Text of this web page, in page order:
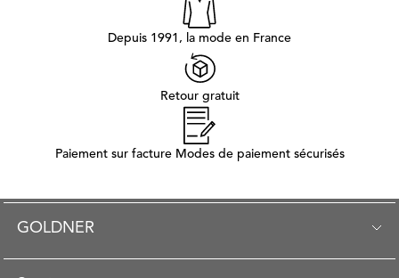
Depuis 1991, la mode en France
Retour gratuit
Paiement sur facture Modes de paiement sécurisés
GOLDNER